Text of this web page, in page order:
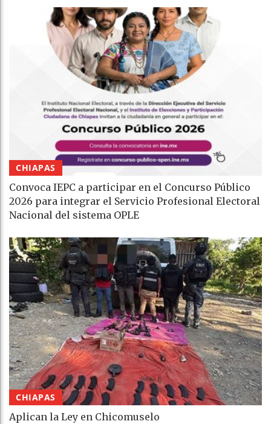
CHIAPAS
Convoca IEPC a participar en el Concurso Público
2026 para integrar el Servicio Profesional Electoral
Nacional del sistema OPLE
CHIAPAS
Aplican la Ley en Chicomuselo